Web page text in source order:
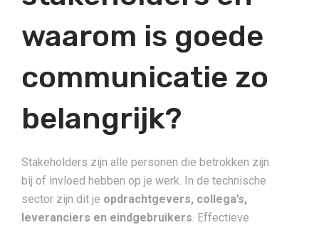
waarom is goede
communicatie zo
belangrijk?
Stakeholders zijn alle personen die betrokken zijn
bij of invloed hebben op je werk. In de technische
sector zijn dit je opdrachtgevers, collega’s,
leveranciers en eindgebruikers. Effectieve